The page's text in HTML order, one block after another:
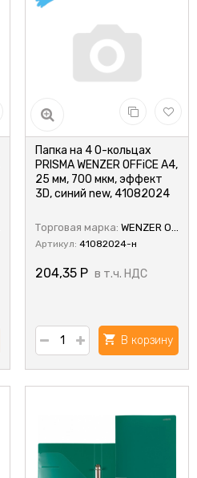
Папка на 4 О-кольцах
PRISMA WENZER OFFiCE А4,
25 мм, 700 мкм, эффект
3D, синий new, 41082024
Торговая марка: WENZER OFFiCE
Артикул: 41082024-н
204,35 Р в т.ч. НДС
В корзину